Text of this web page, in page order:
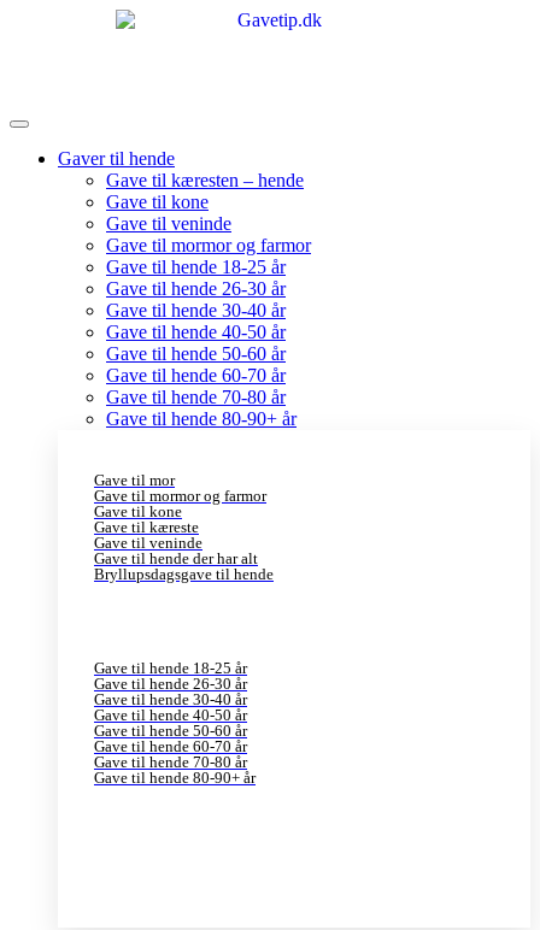
Gaver til hende
Gave til kæresten – hende
Gave til kone
Gave til veninde
Gave til mormor og farmor
Gave til hende 18-25 år
Gave til hende 26-30 år
Gave til hende 30-40 år
Gave til hende 40-50 år
Gave til hende 50-60 år
Gave til hende 60-70 år
Gave til hende 70-80 år
Gave til hende 80-90+ år
Gave til mor
Gave til mormor og farmor
Gave til kone
Gave til kæreste
Gave til veninde
Gave til hende der har alt
Bryllupsdagsgave til hende
Gave til hende 18-25 år
Gave til hende 26-30 år
Gave til hende 30-40 år
Gave til hende 40-50 år
Gave til hende 50-60 år
Gave til hende 60-70 år
Gave til hende 70-80 år
Gave til hende 80-90+ år